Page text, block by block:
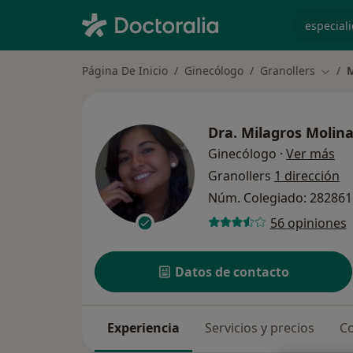
Página De Inicio Ginecólogo Granollers
Dra. Milagros
Ginecólogo · Ver más
Granollers 1 dirección
Núm. Colegiado:
56 opiniones
Datos de contacto
Experiencia Servicios y precios